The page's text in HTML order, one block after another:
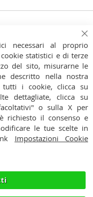
Iscriviti
necessari al proprio
statistici e di terze
del sito, misurarne le
descritto nella nostra
tutti i cookie, clicca su
dettagliate, clicca su
o sulla X per
il consenso e
le tue scelte in
Impostazioni Cookie